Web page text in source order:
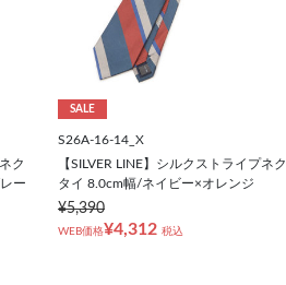
ク
ー
SALE
S26A-16-14_X
【SILVER LINE】シルクストライプネク
タイ 8.0cm幅/ネイビー×オレンジ
¥5,390
WEB価格¥4,312 税込